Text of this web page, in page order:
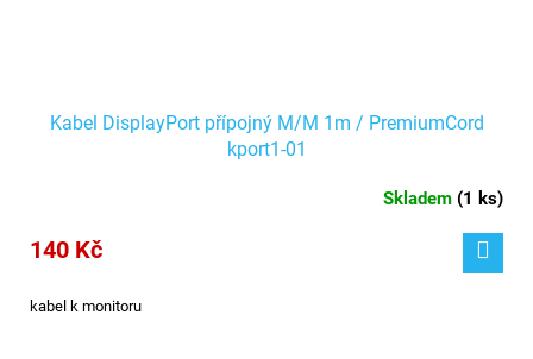
Kabel DisplayPort přípojný M/M 1m / PremiumCord
kport1-01
Skladem (1 ks)
140 Kč
kabel k monitoru